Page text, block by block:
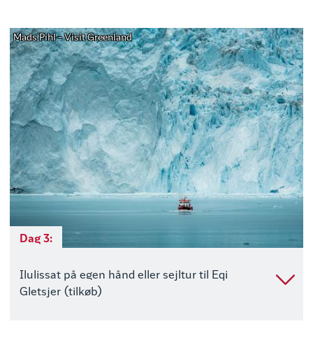
Mads Pihl - Visit Greenland
Dag 3:
Ilulissat på egen hånd eller sejltur til Eqi
Gletsjer (tilkøb)